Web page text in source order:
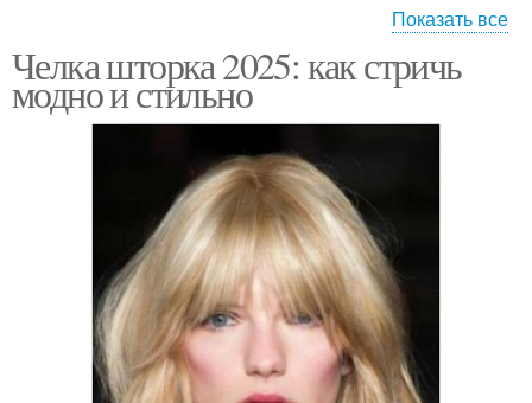
Удлиненная челка Челка по форме
Челка для овального
прямоугольного лица
Челка для вытянутого
лица
Челка для квадратного
лица
Показать все
Челка шторка 2025: как стричь
модно и стильно